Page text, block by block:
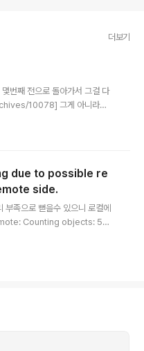
더보기
번째 전으로 돌아가서 그걸 다
10078] 그게 아니라면
-reset-revert-d572b4cb0
due to possible re
side.
족으로 뻗을수 있으니 로컬에
Counting objects: 500
잘못된 묶음 헤더 Adding git